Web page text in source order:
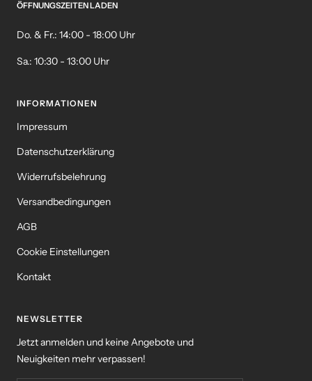
ÖFFNUNGSZEITEN LADEN
Do. & Fr.: 14:00 - 18:00 Uhr
Sa.: 10:30 - 13:00 Uhr
INFORMATIONEN
Impressum
Datenschutzerklärung
Widerrufsbelehrung
Versandbedingungen
AGB
Cookie Einstellungen
Kontakt
NEWSLETTER
Jetzt anmelden und keine Angebote und
Neuigkeiten mehr verpassen!